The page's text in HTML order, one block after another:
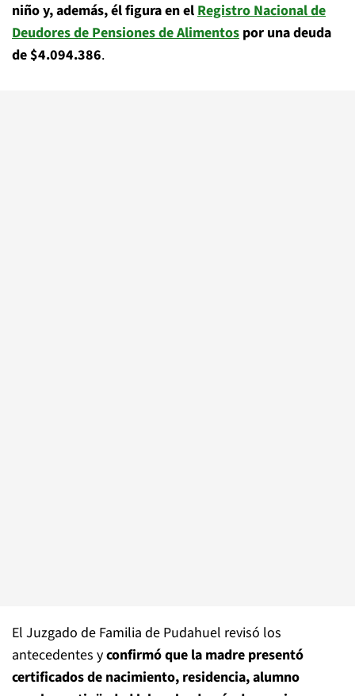
niño y, además, él figura en elRegistro Nacional de
Deudores de Pensiones de Alimentos por una deuda
de $4.094.386.
El Juzgado de Familia de Pudahuel revisó los
antecedentes yconfirmó que la madre presentó
certificados de nacimiento, residencia, alumno